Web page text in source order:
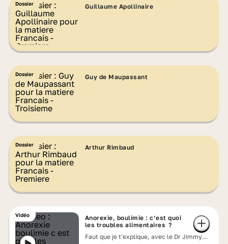
Dossier Guillaume Apollinaire
Dossier Guy de Maupassant
Dossier Arthur Rimbaud
Vidéo
Anorexie, boulimie : c‘est quoi
les troubles alimentaires ?
Faut que je t'explique, avec le Dr Jimmy